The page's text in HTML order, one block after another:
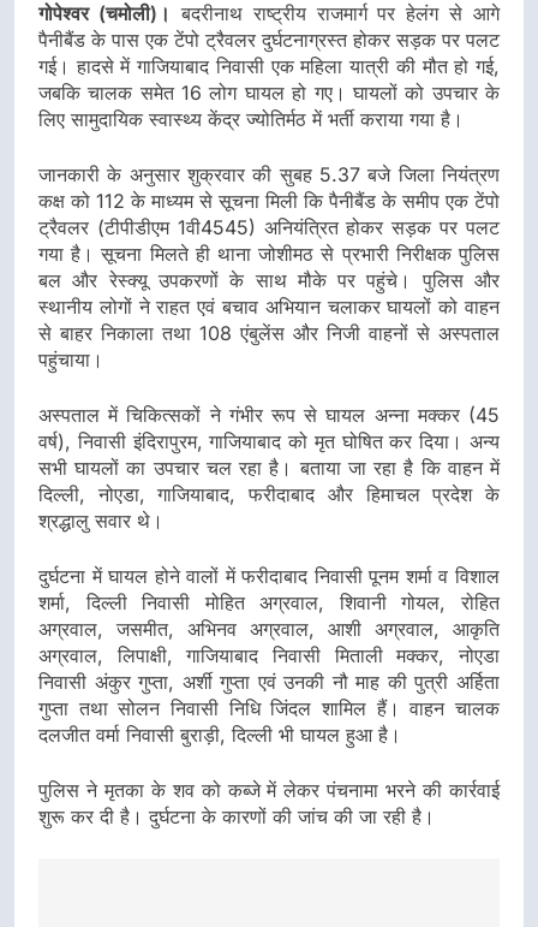
गोपेश्वर (चमोली)। बदरीनाथ राष्ट्रीय राजमार्ग पर हेलंग से आगे
पैनीबैंड के पास एक टेंपो ट्रैवलर दुर्घटनाग्रस्त होकर सड़क पर पलट
गई। हादसे में गाजियाबाद निवासी एक महिला यात्री की मौत हो गई,
जबकि चालक समेत 16 लोग घायल हो गए। घायलों को उपचार के
लिए सामुदायिक स्वास्थ्य केंद्र ज्योतिर्मठ में भर्ती कराया गया है।
जानकारी के अनुसार शुक्रवार की सुबह 5.37 बजे जिला नियंत्रण
कक्ष को 112 के माध्यम से सूचना मिली कि पैनीबैंड के समीप एक टेंपो
ट्रैवलर (टीपीडीएम 1वी4545) अनियंत्रित होकर सड़क पर पलट
गया है। सूचना मिलते ही थाना जोशीमठ से प्रभारी निरीक्षक पुलिस
बल और रेस्क्यू उपकरणों के साथ मौके पर पहुंचे। पुलिस और
स्थानीय लोगों ने राहत एवं बचाव अभियान चलाकर घायलों को वाहन
से बाहर निकाला तथा 108 एंबुलेंस और निजी वाहनों से अस्पताल
पहुंचाया।
अस्पताल में चिकित्सकों ने गंभीर रूप से घायल अन्ना मक्कर (45
वर्ष), निवासी इंदिरापुरम, गाजियाबाद को मृत घोषित कर दिया। अन्य
सभी घायलों का उपचार चल रहा है। बताया जा रहा है कि वाहन में
दिल्ली, नोएडा, गाजियाबाद, फरीदाबाद और हिमाचल प्रदेश के
श्रद्धालु सवार थे।
दुर्घटना में घायल होने वालों में फरीदाबाद निवासी पूनम शर्मा व विशाल
शर्मा, दिल्ली निवासी मोहित अग्रवाल, शिवानी गोयल, रोहित
अग्रवाल, जसमीत, अभिनव अग्रवाल, आशी अग्रवाल, आकृति
अग्रवाल, लिपाक्षी, गाजियाबाद निवासी मिताली मक्कर, नोएडा
निवासी अंकुर गुप्ता, अर्शी गुप्ता एवं उनकी नौ माह की पुत्री अर्हिता
गुप्ता तथा सोलन निवासी निधि जिंदल शामिल हैं। वाहन चालक
दलजीत वर्मा निवासी बुराड़ी, दिल्ली भी घायल हुआ है।
पुलिस ने मृतका के शव को कब्जे में लेकर पंचनामा भरने की कार्रवाई
शुरू कर दी है। दुर्घटना के कारणों की जांच की जा रही है।